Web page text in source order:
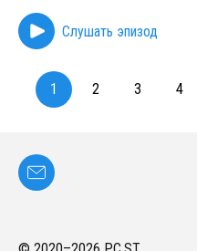
Слушать эпизод
1 2 3 4